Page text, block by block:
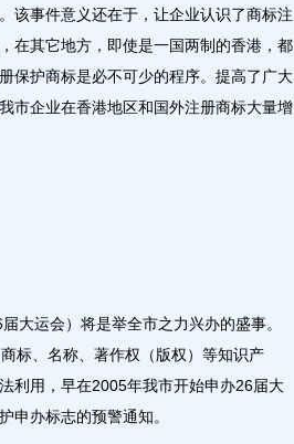
该事件意义还在于，让企业认识了商标注
在其它地方，即使是一国两制的香港，都
保护商标是必不可少的程序。提高了广大
市企业在香港地区和国外注册商标大量增
运会）将是举全市之力兴办的盛事。
标、名称、著作权（版权）等知识产
利用，早在2005年我市开始申办26届大
申办标志的预警通知。